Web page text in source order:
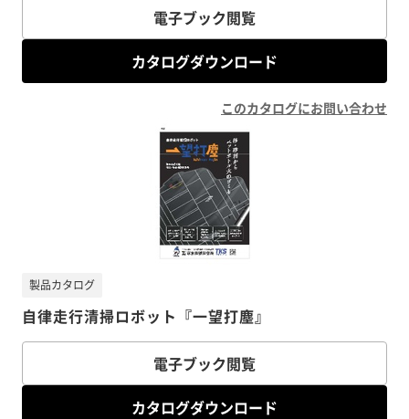
電子ブック閲覧
カタログダウンロード
このカタログにお問い合わせ
自律走行清掃ロボット『一望打塵』
製品カタログ
電子ブック閲覧
カタログダウンロード